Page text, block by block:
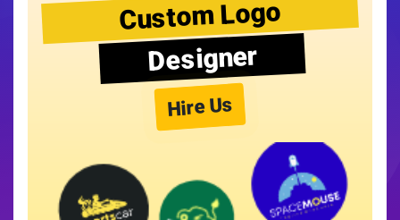
Custom Logo
Designer
Hire Us